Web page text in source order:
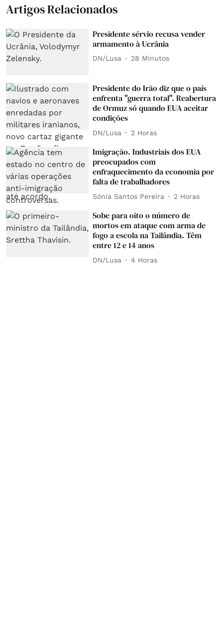
Artigos Relacionados
Presidente sérvio recusa vender
armamento à Ucrânia
DN/Lusa 28 Minutos
Presidente do Irão diz que o país
enfrenta "guerra total". Reabertura
de Ormuz só quando EUA aceitar
condições
DN/Lusa 2 Horas
Imigração. Industriais dos EUA
preocupados com
enfraquecimento da economia por
falta de trabalhadores
Sónia Santos Pereira 2 Horas
Sobe para oito o número de
mortos em ataque com arma de
fogo a escola na Tailândia. Têm
entre 12 e 14 anos
DN/Lusa 4 Horas